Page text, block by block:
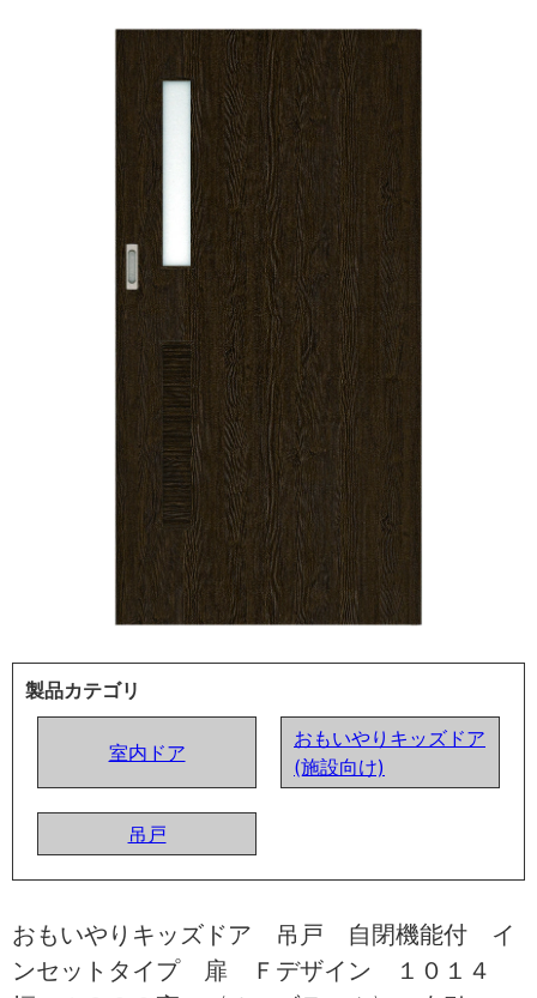
製品カテゴリ
室内ドア
おもいやりキッズドア
(施設向け)
吊戸
おもいやりキッズドア 吊戸 自閉機能付 イ
ンセットタイプ 扉 Ｆデザイン １０１４